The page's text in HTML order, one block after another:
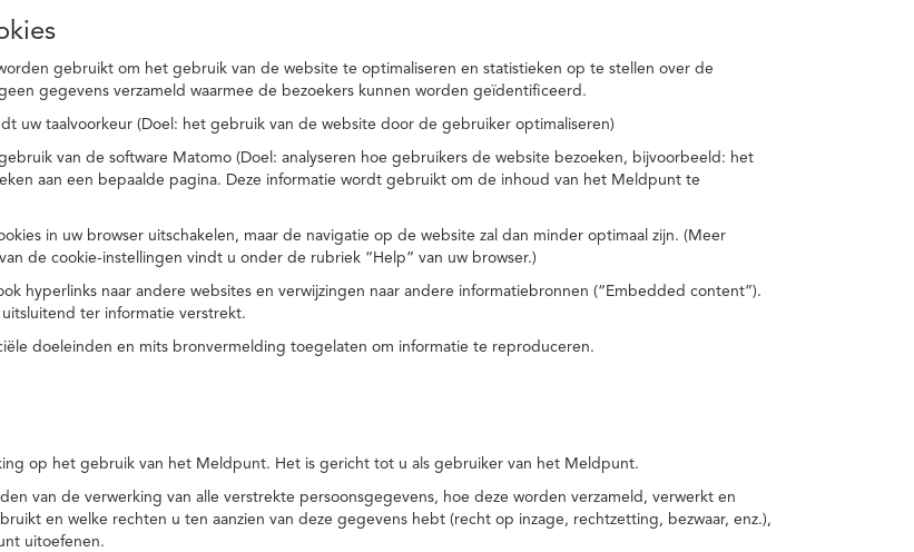
gebruikt om het gebruik van de website te optimaliseren en statistieken op te stellen over de
gegevens verzameld waarmee de bezoekers kunnen worden geïdentificeerd.
uw taalvoorkeur (Doel: het gebruik van de website door de gebruiker optimaliseren)
van de software Matomo (Doel: analyseren hoe gebruikers de website bezoeken, bijvoorbeeld: het
aan een bepaalde pagina. Deze informatie wordt gebruikt om de inhoud van het Meldpunt te
in uw browser uitschakelen, maar de navigatie op de website zal dan minder optimaal zijn. (Meer
de cookie-instellingen vindt u onder de rubriek “Help” van uw browser.)
hyperlinks naar andere websites en verwijzingen naar andere informatiebronnen (“Embedded content”).
ter informatie verstrekt.
doeleinden en mits bronvermelding toegelaten om informatie te reproduceren.
op het gebruik van het Meldpunt. Het is gericht tot u als gebruiker van het Meldpunt.
van de verwerking van alle verstrekte persoonsgegevens, hoe deze worden verzameld, verwerkt en
en welke rechten u ten aanzien van deze gegevens hebt (recht op inzage, rechtzetting, bezwaar, enz.),
uitoefenen.